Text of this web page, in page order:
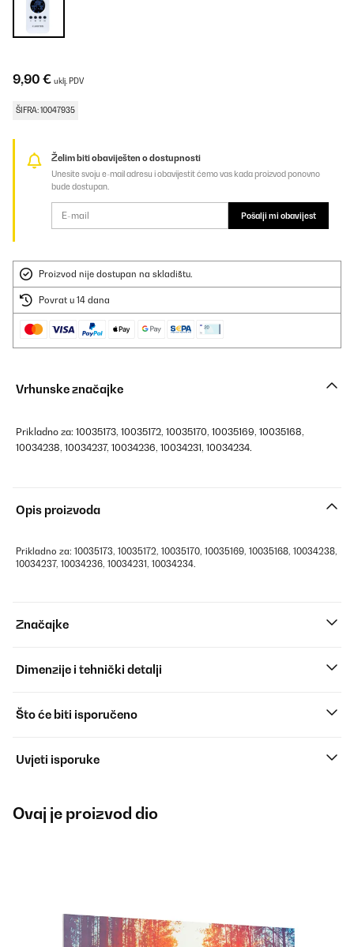
9,90 € uklj. PDV
ŠIFRA: 10047935
Želim biti obaviješten o dostupnosti
Unesite svoju e-mail adresu i obavijestit ćemo vas kada proizvod ponovno
bude dostupan.
Pošalji mi obavijest
Proizvod nije dostupan na skladištu.
Povrat u 14 dana
Vrhunske značajke
Prikladno za: 10035173, 10035172, 10035170, 10035169, 10035168,
10034238, 10034237, 10034236, 10034231, 10034234.
Opis proizvoda
Prikladno za: 10035173, 10035172, 10035170, 10035169, 10035168, 10034238,
10034237, 10034236, 10034231, 10034234.
Značajke
Dimenzije i tehnički detalji
Što će biti isporučeno
Uvjeti isporuke
Ovaj je proizvod dio